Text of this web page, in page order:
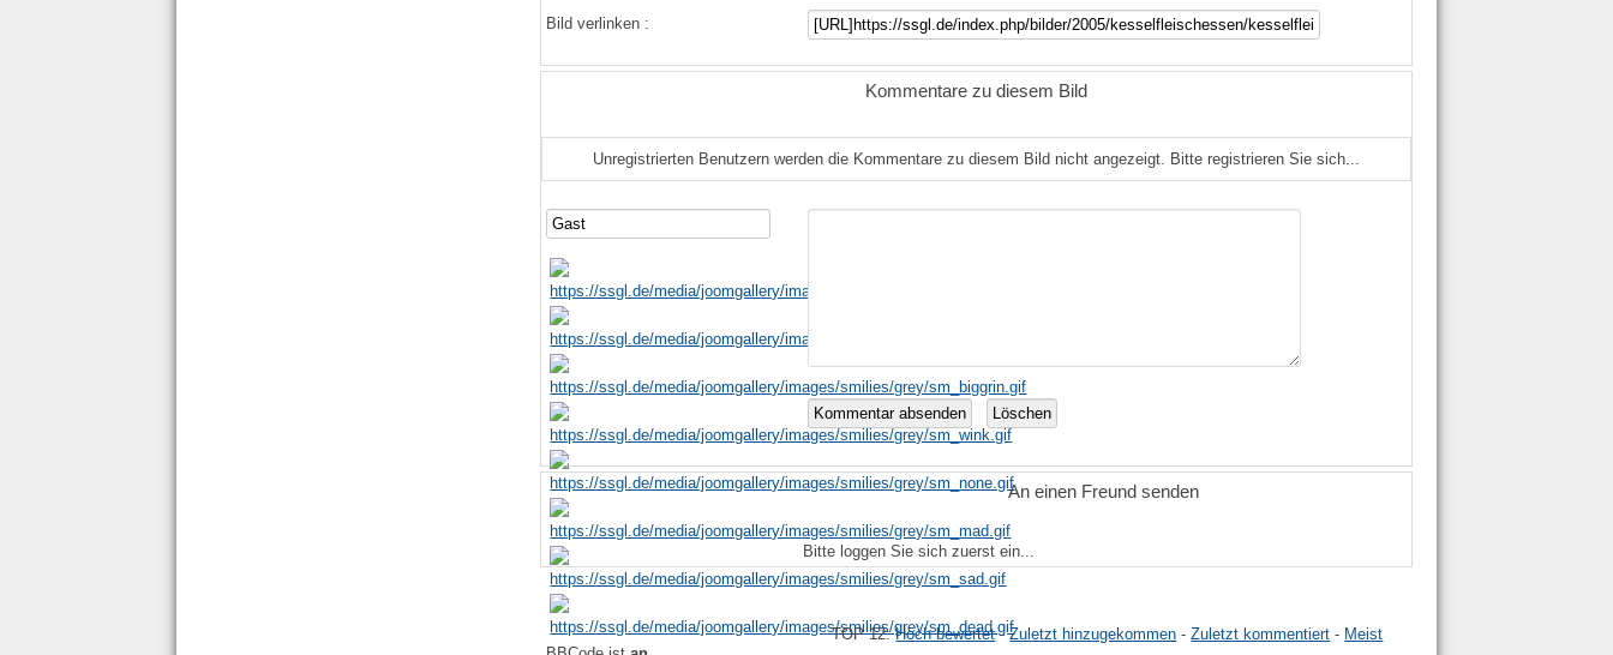
Bild verlinken :
Kommentare zu diesem Bild
Unregistrierten Benutzern werden die Kommentare zu diesem Bild nicht angezeigt. Bitte registrieren Sie sich...
An einen Freund senden
Bitte loggen Sie sich zuerst ein...
TOP 12:Hoch bewertet-Zuletzt hinzugekommen -Zuletzt kommentiert - Meist